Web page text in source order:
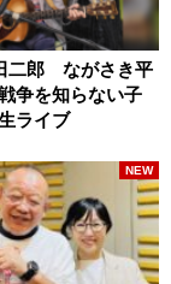
二郎 ながさき平
争を知らない子
ライブ
NEW